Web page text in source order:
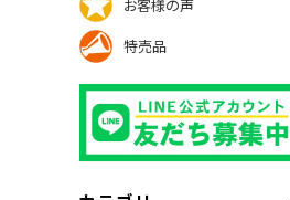
お客様の声
特売品